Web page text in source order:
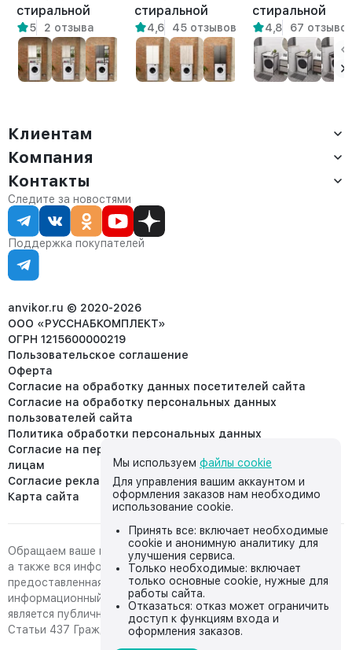
стиральной
машины Креус
амаретто
5 2 отзыва
стиральной
машиной
напольный Гата
амаретто
4,6 45 отзывов
стиральной
сушильной
машин Шексна
белый/
амаретто
4,8 67
Клиентам
Доставка
Оплата
Сервис
Статус заказа
Статьи
Компания
О компании
Контакты
Партнёрам
Контакты
Отдел продаж:
8 (800) 234-22-62
corp@anvikor.ru
Ежедневно, с 7:00-19:00 (МСК)
Отдел рекламации:
8 (953) 455-25-61
Следите за новостями
Поддержка покупателей
anvikor.ru © 2020-2026
ООО «РУССНАБКОМПЛЕКТ»
ОГРН 1215600000219
Пользовательское соглашение
Оферта
Согласие на обработку данных посетителей сайта
Согласие на обработку персональных данных
пользователей сайта
Политика обработки персональных данных
Согласие на передачу персональных данных третьим
лицам
Согласие реклама
Карта сайта
Обращаем ваше внимание на то, что данный интернет-сайт,
а также вся информация о товарах и ценах,
предоставленная на нём, носит исключительно
информационный характер и ни при каких условиях не
является публичной офертой, определяемой положениями
Статьи 437 Гражданского кодекса Российской Федерации.
Мы используем файлы cookie
Для управления вашим аккаунтом и
оформления заказов нам необходимо
использование cookie.
Принять все: включает необходимые
cookie и анонимную аналитику для
улучшения сервиса.
Только необходимые: включает
только основные cookie, нужные для
работы сайта.
Отказаться: отказ может ограничить
доступ к функциям входа и
оформления заказов.